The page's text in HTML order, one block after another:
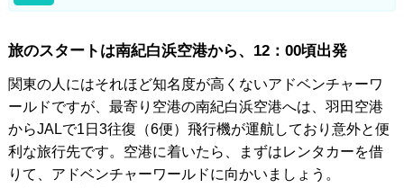
旅のスタートは南紀白浜空港から、12：00頃出発
関東の人にはそれほど知名度が高くないアドベンチャーワ
ールドですが、最寄り空港の南紀白浜空港へは、羽田空港
からJALで1日3往復（6便）飛行機が運航しており意外と便
利な旅行先です。空港に着いたら、まずはレンタカーを借
りて、アドベンチャーワールドに向かいましょう。